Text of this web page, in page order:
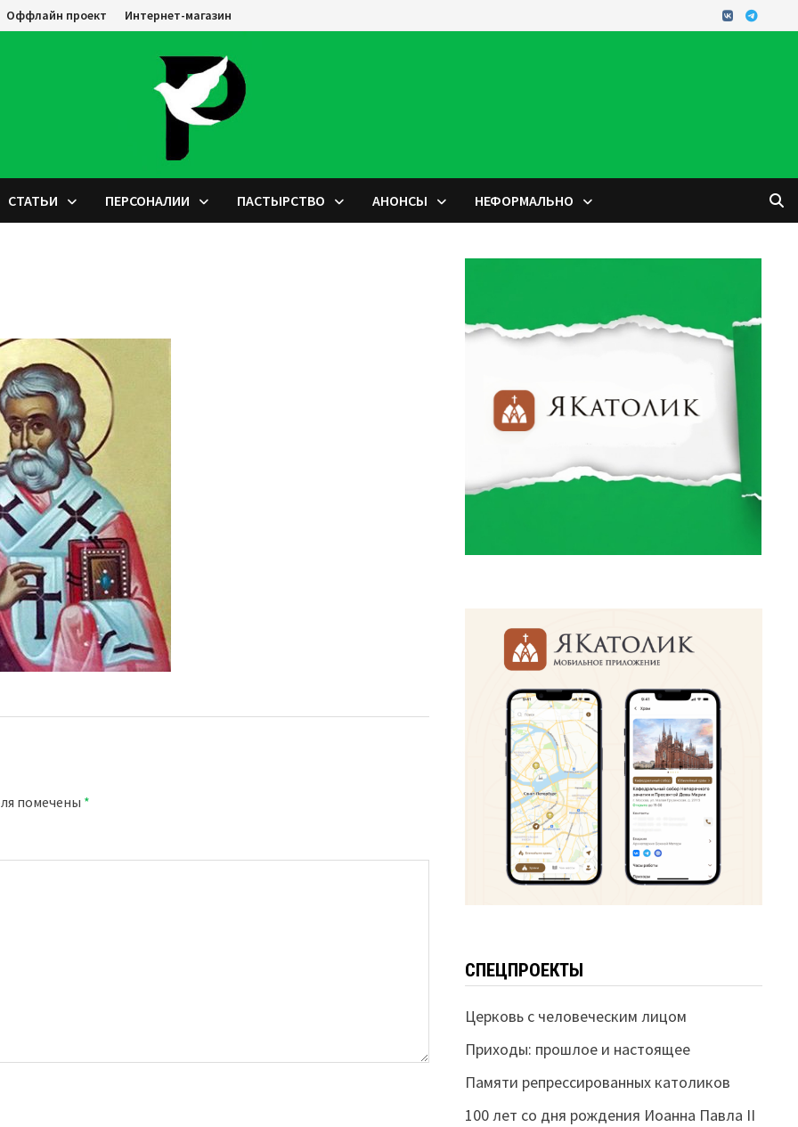
Оффлайн проект Интернет-магазин
СТАТЬИ ПЕРСОНАЛИИ ПАСТЫРСТВО АНОНСЫ НЕФОРМАЛЬНО
помечены *
СПЕЦПРОЕКТЫ
Церковь с человеческим лицом
Приходы: прошлое и настоящее
Памяти репрессированных католиков
100 лет со дня рождения Иоанна Павла II